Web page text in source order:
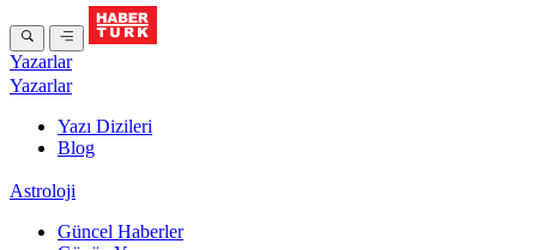
Yazarlar
Yazarlar
Yazı Dizileri
Blog
Astroloji
Güncel Haberler